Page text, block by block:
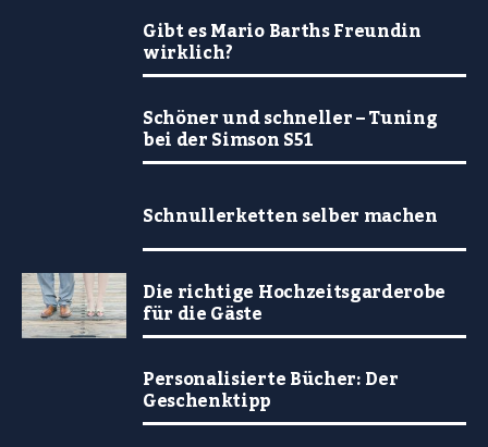
Gibt es Mario Barths Freundin
wirklich?
Schöner und schneller – Tuning
bei der Simson S51
Schnullerketten selber machen
Die richtige Hochzeitsgarderobe
für die Gäste
Personalisierte Bücher: Der
Geschenktipp